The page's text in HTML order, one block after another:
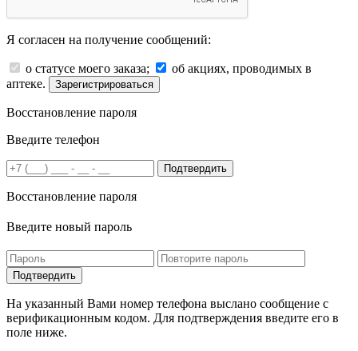
Я согласен на получение сообщений:
о статусе моего заказа;
об акциях, проводимых в
аптеке.
Зарегистрироваться
Восстановление пароля
Введите телефон
Подтвердить
Восстановление пароля
Введите новый пароль
На указанный Вами номер телефона выслано сообщение с
верификационным кодом. Для подтверждения введите его в
поле ниже.